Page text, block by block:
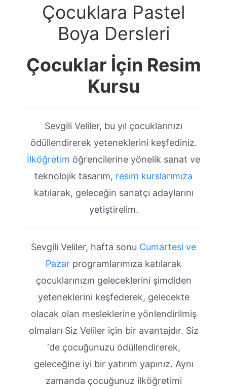
Çocuklara Pastel
Boya Dersleri
Çocuklar İçin Resim
Kursu
Sevgili Veliler, bu yıl çocuklarınızı
ödüllendirerek yeteneklerini keşfediniz.
İlköğretim öğrencilerine yönelik sanat ve
teknolojik tasarım, resim kurslarımıza
katılarak, geleceğin sanatçı adaylarını
yetiştirelim.
Sevgili Veliler, hafta sonu Cumartesi ve
Pazar programlarımıza katılarak
çocuklarınızın geleceklerini şimdiden
yeteneklerini keşfederek, gelecekte
olacak olan mesleklerine yönlendirilmiş
olmaları Siz Veliler için bir avantajdır. Siz
‘de çocuğunuzu ödüllendirerek,
geleceğine iyi bir yatırım yapınız. Aynı
zamanda çocuğunuz ilköğretimi